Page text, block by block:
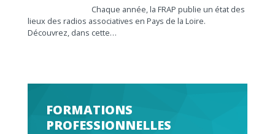
Chaque année, la FRAP publie un état des
lieux des radios associatives en Pays de la Loire.
Découvrez, dans cette…
FORMATIONS
PROFESSIONNELLES